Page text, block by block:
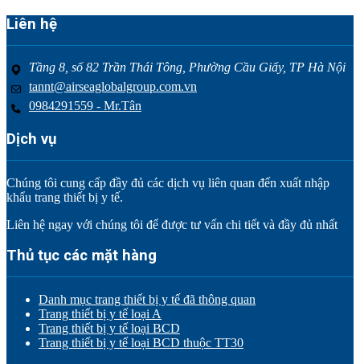
Liên hệ
Tầng 8, số 82 Trần Thái Tông, Phường Cầu Giấy, TP Hà Nội
tannt@airseaglobalgroup.com.vn
0984291559 - Mr.Tân
Dịch vụ
Chúng tôi cung cấp đầy đủ các dịch vụ liên quan đến xuất nhập
khẩu trang thiết bị y tế.
Liên hệ ngay với chúng tôi để được tư vấn chi tiết và đầy đủ nhất
Thủ tục các mặt hàng
Danh mục trang thiết bị y tế đã thông quan
Trang thiết bị y tế loại A
Trang thiết bị y tế loại BCD
Trang thiết bị y tế loại BCD thuộc TT30